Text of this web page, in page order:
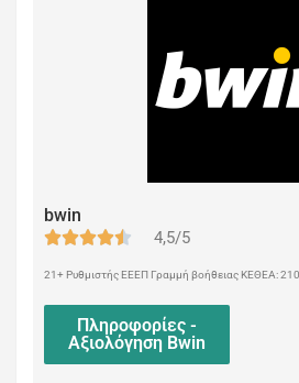
bwin
4,5/5
21+ Ρυθμιστής ΕΕΕΠ Γραμμή βοήθειας ΚΕΘΕΑ:
Πληροφορίες -
Αξιολόγηση Bwin